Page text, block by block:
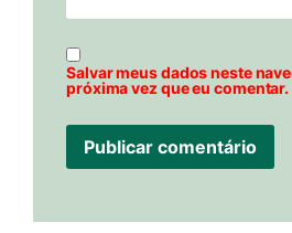
Salvar meus dados neste
próxima vez que eu comentar.